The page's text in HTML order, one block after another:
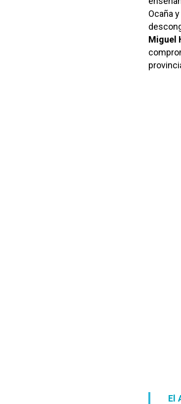
Ocaña
Miguel
El